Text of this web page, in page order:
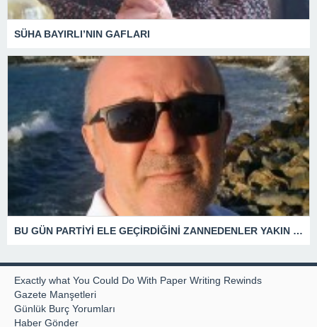
SÜHA BAYIRLI’NIN GAFLARI
BU GÜN PARTİYİ ELE GEÇİRDİĞİNİ ZANNEDENLER YAKIN BİR GELECEKTE SİYASETİN ÇÖPLÜĞÜNDE YERİNİ ALACAKTIR
Exactly what You Could Do With Paper Writing Rewinds
Gazete Manşetleri
Günlük Burç Yorumları
Haber Gönder